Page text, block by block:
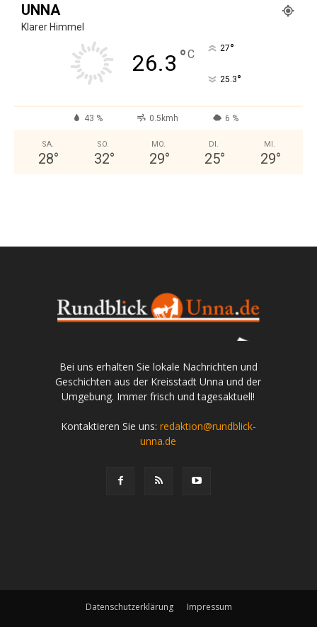
UNNA
Klarer Himmel
26.3 °C 27°
25.3°
43 % 0.5kmh 6 %
SA.
28°
SO.
32°
MO.
29°
DI.
25°
MI.
29°
Bei uns erhalten Sie lokale Nachrichten und
Geschichten aus der Kreisstadt Unna und der
Umgebung. Immer frisch und tagesaktuell!
Kontaktieren Sie uns: redaktion@rundblick-
unna.de
Datenschutzerklärung Impressum